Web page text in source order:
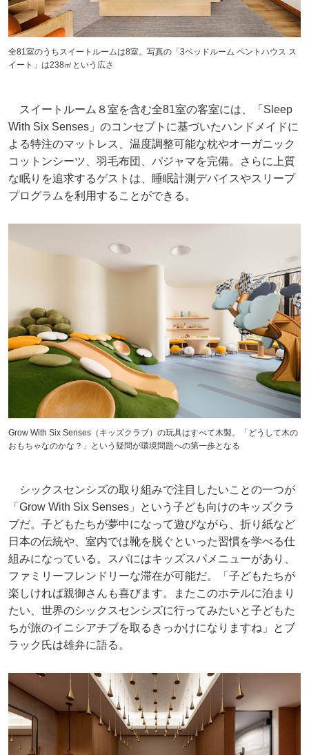
全81室のうちスイートルームは8室。写真の「3ベッドルーム ペントハウス ス
イート」は238㎡という広さ
スイートルーム８室を含む全81室の客室には、「Sleep
With Six Senses」のコンセプトに基づいたハンドメイドに
よる特注のマットレス、温度調整可能な枕やオーガニック
コットンシーツ、羽毛布団、パジャマを完備。さらに上質
な眠りを追求するゲストは、睡眠計測デバイスやスリープ
プログラムを利用することができる。
Grow With Six Senses（キッズクラブ）の玩具はすべて木製。「どうして木の
おもちゃなのかな？」という疑問が環境問題への第一歩となる
シックスセンシズの取り組みで注目したいことの一つが
「Grow With Six Senses」という子ども向けのキッズクラ
ブだ。子どもたちが夢中になって遊びながら、折り紙など
日本の伝統や、室内では靴を脱ぐといった習慣を学べる仕
組みになっている。スパにはキッズスパメニューがあり、
ファミリーフレンドリーな滞在が可能だ。「子どもたちが
楽しければ親御さんも喜びます。またこのホテルに泊まり
たい、世界のシックスセンシズに行ってみたいと子どもた
ちが旅のイニシアチブを取るきっかけになりますね」とブ
ラック氏は雄弁に語る。